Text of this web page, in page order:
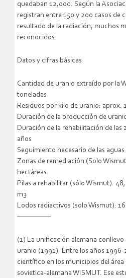
quedaban 12,000. Según la
registran entre 150 y 200 casos de
resultado de la radiación, muchos
reconocidos.
Datos y cifras básicas
Cantidad de uranio extraído por la
toneladas
Residuos por kilo de uranio: aprox.
Duración de la producción de
Duración de la rehabilitación de las
años
Seguimiento necesario de las
Zonas de remediación (Solo
hectáreas
Pilas a rehabilitar (sólo Wismut).
m3
Lodos radiactivos (solo Wismut):
—————–
(1) La unificación alemana conllevo
uranio (1991). Entre los años
científico en los municipios del
sovietica-alemana WISMUT. Ese